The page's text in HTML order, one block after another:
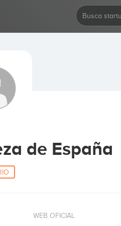
de España
WEB OFICIAL